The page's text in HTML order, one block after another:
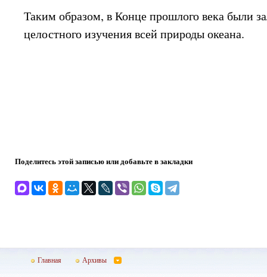
Таким образом, в Конце прошлого века были
целостного изучения всей природы океана.
Поделитесь этой записью или добавьте в закладки
Главная Архивы